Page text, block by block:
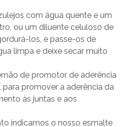
com água quente e um
ou um diluente celuloso de
los, e passe-os de
limpa e deixe secar muito
de promotor de aderência
para promover a aderência da
às juntas e aos
indicamos o nosso esmalte